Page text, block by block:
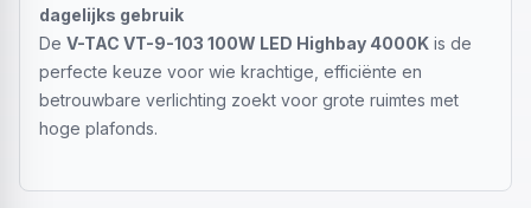
dagelijks gebruik
De V-TAC VT-9-103 100W LED Highbay 4000K is de
perfecte keuze voor wie krachtige, efficiënte en
betrouwbare verlichting zoekt voor grote ruimtes met
hoge plafonds.